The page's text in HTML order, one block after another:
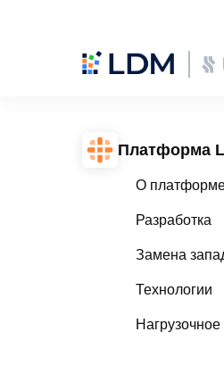
Платформа
Технологии
Замена
Разработка
О